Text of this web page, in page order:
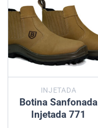
INJETADA
Botina Sanfonada
Injetada 771